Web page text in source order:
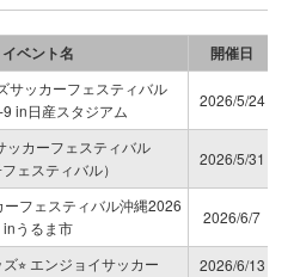
イベント名 開催日
サッカーフェスティバル
in日産スタジアム
2026/5/24
ッカーフェスティバル
フェスティバル）
2026/5/31
ーフェスティバル沖縄2026
inうるま市
2026/6/7
⭐︎ エンジョイサッカー
2026/6/13